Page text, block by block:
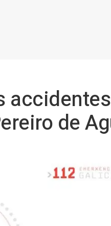
de